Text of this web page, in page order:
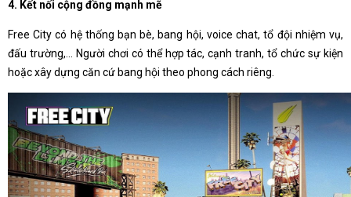
4. Kết nối cộng đồng mạnh mẽ
Free City có hệ thống bạn bè, bang hội, voice chat, tổ đội nhiệm vụ,
đấu trường,... Người chơi có thể hợp tác, cạnh tranh, tổ chức sự kiện
hoặc xây dựng căn cứ bang hội theo phong cách riêng.